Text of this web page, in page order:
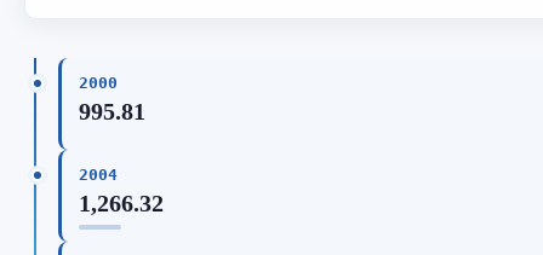
2000
995.81
2004
1,266.32